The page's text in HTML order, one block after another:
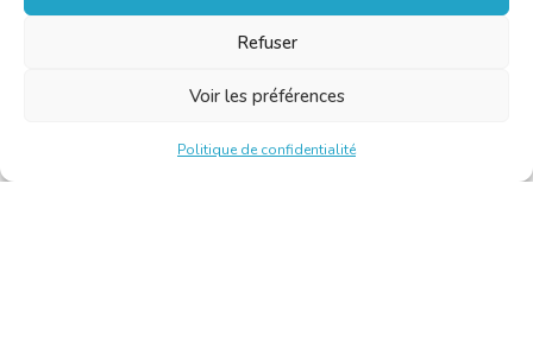
Refuser
Voir les préférences
Politique de confidentialité